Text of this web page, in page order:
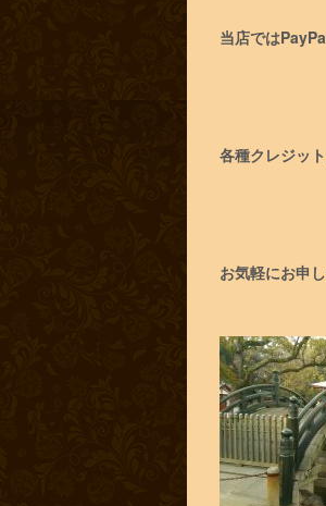
当店では
各種クレジッ
お気軽にお申